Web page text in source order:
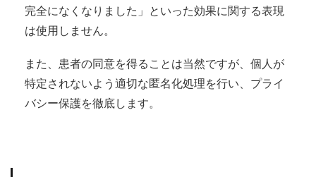
完全になくなりました」といった効果に関する表現
は使用しません。
また、患者の同意を得ることは当然ですが、個人が
特定されないよう適切な匿名化処理を行い、プライ
バシー保護を徹底します。